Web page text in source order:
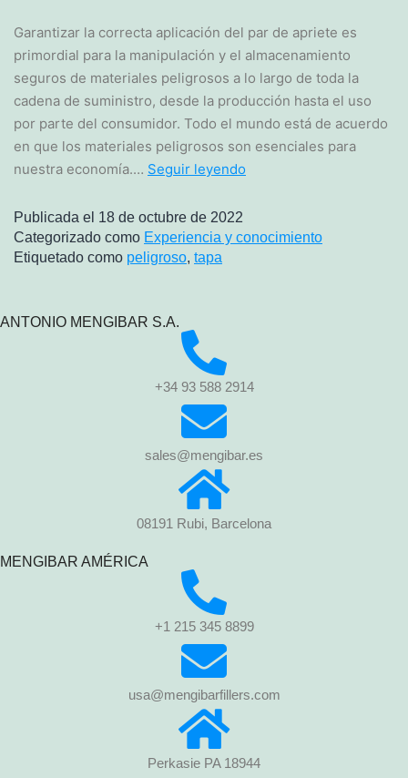
Garantizar la correcta aplicación del par de apriete es
primordial para la manipulación y el almacenamiento
seguros de materiales peligrosos a lo largo de toda la
cadena de suministro, desde la producción hasta el uso
por parte del consumidor. Todo el mundo está de acuerdo
en que los materiales peligrosos son esenciales para
nuestra economía.… Seguir leyendo
Publicada el 18 de octubre de 2022
Categorizado como Experiencia y conocimiento
Etiquetado como peligroso, tapa
ANTONIO MENGIBAR S.A.
+34 93 588 2914
sales@mengibar.es
08191 Rubi, Barcelona
MENGIBAR AMÉRICA
+1 215 345 8899
usa@mengibarfillers.com
Perkasie PA 18944